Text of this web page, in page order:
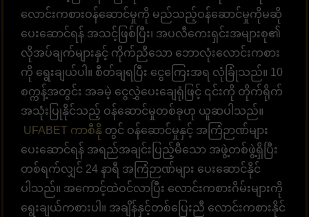
လောင်းကစားဝန်ဆောင်မှုကို မည်သည့်ဝန်ဆောင်မှုကိုမဆို
ပေးဆောင်ရန် အသင့်ဖြစ်ပြီး၊ အပလီကေးရှင်းအများစု၏
လိုအပ်ချက်များနှင့် ကိုက်ညီသော ဘောလုံးလောင်းကစား
ကို ရွေးချယ်ပါ။ စီတ်ချရပြီး ငွေကြေးအရ လုံခြုံသည်။ 10
စက္ကန့်အတွင်း အခမဲ့ ငွေလွှဲပေးချေရုံဖြင့် ၎င်းကို တိုက်ရိုက်
အသုံးပြုနိုင်သည့် ဝန်ဆောင်မှုတစ်ခုဟု ယူဆပါသည်။
UFABET ကာစီနို တွင် ဝန်ဆောင်မှုနှင့် အကြံဉာဏ်များ
ပေးဆောင်ရန် အရည်အချင်းပြည့်မီသော အဖွဲ့တစ်ဖွဲ့ရှိပြီး
တစ်ရက်လျှင် 24 နာရီ အကြံဉာဏ်များ ပေးဆောင်နိုင်
ပါသည်။ အကောင့်ထဲဝင်လာပြီး လောင်းကစားဂိမ်းများကို
ရွေးချယ်ကစားပါ။ အချိန်နှင့်တစ်ပြေးညီ လောင်းကစားနိုင်